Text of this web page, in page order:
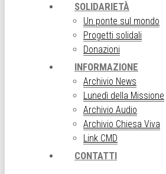
SOLIDARIETÀ
Un ponte sul mondo
Progetti solidali
Donazioni
INFORMAZIONE
Archivio News
Lunedì della Missione
Archivio Audio
Archivio Chiesa Viva
Link CMD
CONTATTI